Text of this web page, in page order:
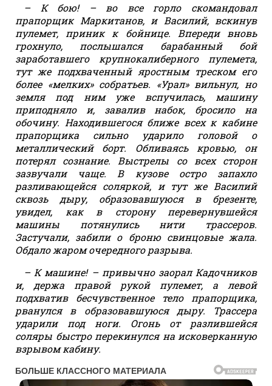
– К бою! – во все горло скомандовал
прапорщик Маркитанов, и Василий, вскинув
пулемет, приник к бойнице. Впереди вновь
грохнуло, послышался барабанный бой
заработавшего крупнокалиберного пулемета,
тут же подхваченный яростным треском его
более «мелких» собратьев. «Урал» вильнул, но
земля под ним уже вспучилась, машину
приподняло и, завалив набок, бросило на
обочину. Находившегося ближе всех к кабине
прапорщика сильно ударило головой о
металлический борт. Обливаясь кровью, он
потерял сознание. Выстрелы со всех сторон
зазвучали чаще. В кузове остро запахло
разливающейся соляркой, и тут же Василий
сквозь дыру, образовавшуюся в брезенте,
увидел, как в сторону перевернувшейся
машины потянулись нити трассеров.
Застучали, забили о броню свинцовые жала.
Обдало жаром очередного разрыва.
– К машине! – привычно заорал Кадочников
и, держа правой рукой пулемет, а левой
подхватив бесчувственное тело прапорщика,
рванулся в образовавшуюся дыру. Трассера
ударили под ноги. Огонь от разлившейся
соляры быстро перекинулся на исковерканную
взрывом кабину.